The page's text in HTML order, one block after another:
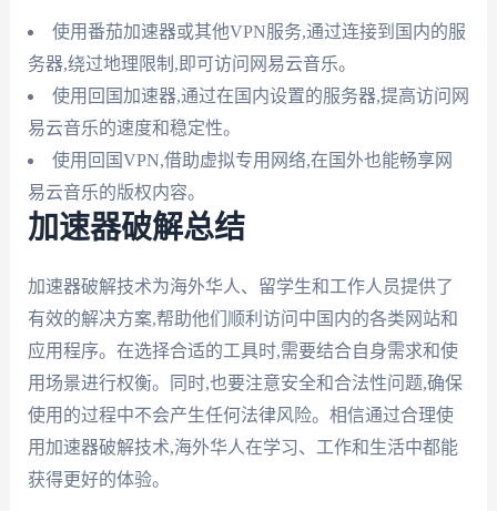
使用番茄加速器或其他VPN服务,通过连接到国内的服
务器,绕过地理限制,即可访问网易云音乐。
使用回国加速器,通过在国内设置的服务器,提高访问网
易云音乐的速度和稳定性。
使用回国VPN,借助虚拟专用网络,在国外也能畅享网
易云音乐的版权内容。
加速器破解总结
加速器破解技术为海外华人、留学生和工作人员提供了
有效的解决方案,帮助他们顺利访问中国内的各类网站和
应用程序。在选择合适的工具时,需要结合自身需求和使
用场景进行权衡。同时,也要注意安全和合法性问题,确保
使用的过程中不会产生任何法律风险。相信通过合理使
用加速器破解技术,海外华人在学习、工作和生活中都能
获得更好的体验。